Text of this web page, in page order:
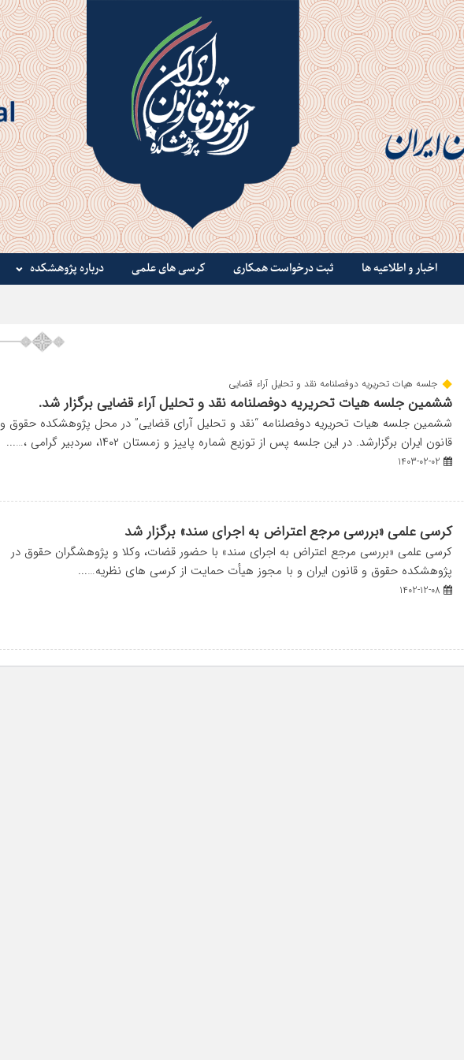
اخبار و اطلاعیه ها ثبت درخواست همکاری کرسی های علمی درباره پژوهشکده
جلسه هیات تحریریه دوفصلنامه نقد و تحلیل آراء قضایی
ششمین جلسه هیات تحریریه دوفصلنامه نقد و تحلیل آراء قضایی برگزار شد.
ششمین جلسه هیات تحریریه دوفصلنامه “نقد و تحلیل آرای قضایی” در محل پژوهشکده حقوق و
قانون ایران برگزارشد. در این جلسه پس از توزیع شماره پاییز و زمستان ۱۴۰۲، سردبیر گرامی ،…...
کرسی علمی «بررسی مرجع اعتراض به اجرای سند» برگزار شد
کرسی علمی «بررسی مرجع اعتراض به اجرای سند» با حضور قضات، وکلا و پژوهشگران حقوق در
پژوهشکده حقوق و قانون ایران و با مجوز هیأت حمایت از کرسی های نظریه…...